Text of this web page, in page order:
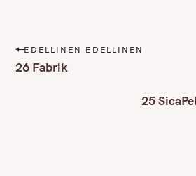
P
o
EDELLINEN EDELLINEN
26 Fabrik
25